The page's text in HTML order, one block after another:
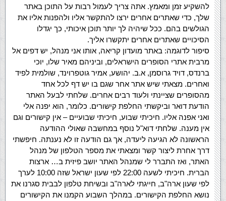
להשקיע זמן ומאמץ. אתה צריך לעמול רבות על התוכן באתר
שלך, כדי שאתרים אחרים ירצו להתקשר אליו ולהפנות אליו את
הגולשים בהם. ככל שיהיה לך יותר תוכן איכותי, כך יגדלו
הסיכויים שאתרים אחרים יתקשרו אליך.
סיפור לדוגמה: באתר מועדון קריאה, אותו אני מנהל, יש דפים אל
מרבית אתרי הסופרים הישראלים, וביניהם מאיר שלו, יוכי
ברנדס, דויד גרוסמן, א.ב. יהושע, אמיר גוטפרוינד, שולמית לפיד
ואחרים. מצאתי שיש אתר אחר שגם בו יש דף לכל אחד
מהסופרים שציינתי ולעוד רבים אחרים. שלחתי לבעל האתר
הודעת דואר וביקשתי החלפת קישורים. כלומר, הוא יפנה אלי
ואני אפנה אליו. חיכיתי שבוע, חיכיתי שבועיים – אין קישורים וגם
אין מענה. שלחתי דוא"ל נוסף במחשבה שאולי ההודעה
הראשונה לא הגיעה ליעדה, אך גם הודעה זו לא נענתה. חיפשתי
דרך אחרת ליצור קשר ומצאתי את מספר הטלפון של מנהל
האתר, ואז התברר לי שמנהל האתר יושב פיזית ב… ארצות
הברית. חיכיתי לשעה 22:00 לפי שעון ישראל שזה 10:00 לערך
לפי שעון ארה"ב, חייגתי לארה"ב ובשיחת טלפון לבבית סגרנו את
נושא החלפת הקישורים. במהלך השבוע הקמנו את הקישורים